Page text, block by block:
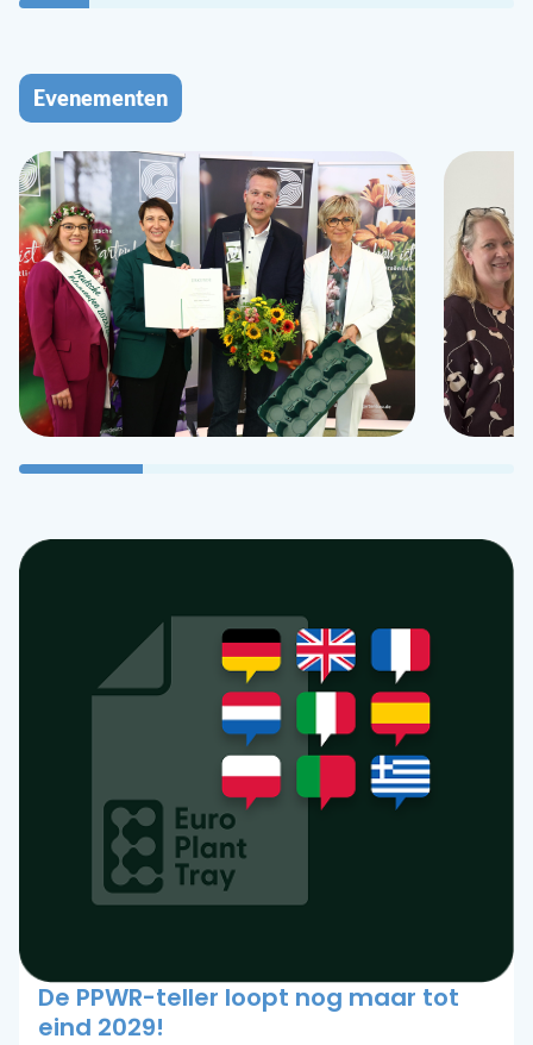
Evenementen
De PPWR-teller loopt nog maar tot
eind 2029!